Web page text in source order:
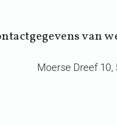
van
Moerse Dreef 10,